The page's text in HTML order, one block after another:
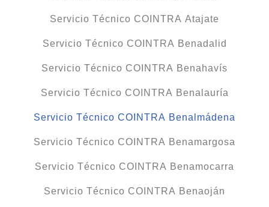
Servicio Técnico COINTRA Atajate
Servicio Técnico COINTRA Benadalid
Servicio Técnico COINTRA Benahavís
Servicio Técnico COINTRA Benalauría
Servicio Técnico COINTRA Benalmádena
Servicio Técnico COINTRA Benamargosa
Servicio Técnico COINTRA Benamocarra
Servicio Técnico COINTRA Benaoján